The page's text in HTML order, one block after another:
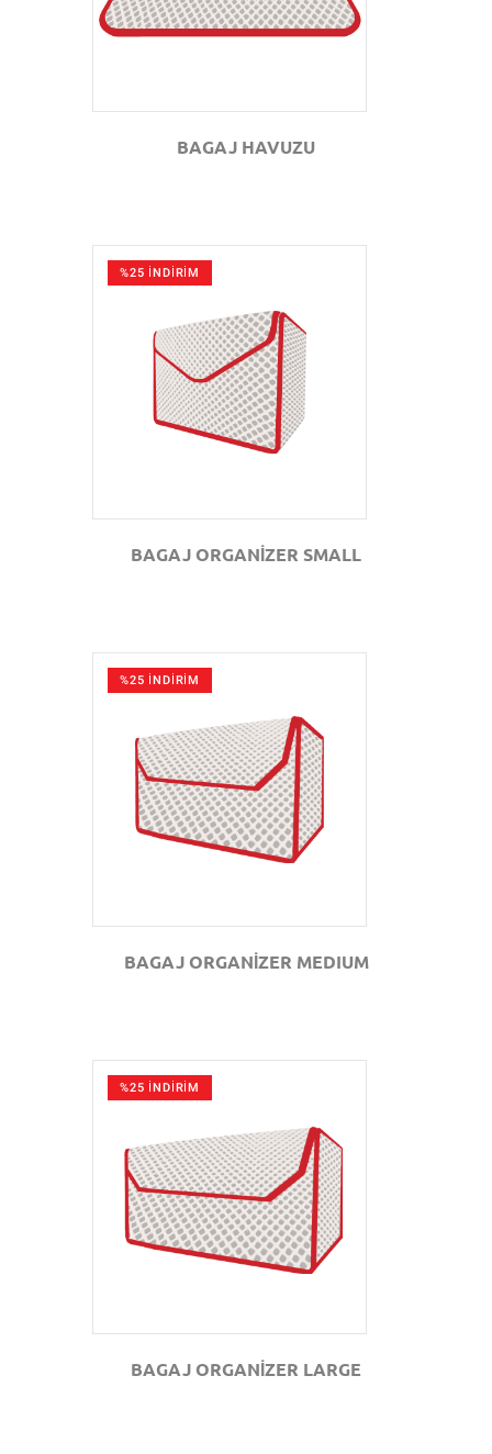
BAGAJ HAVUZU
%25 İNDİRİM
GÖZAT
BAGAJ ORGANİZER SMALL
%25 İNDİRİM
GÖZAT
BAGAJ ORGANİZER MEDIUM
%25 İNDİRİM
GÖZAT
BAGAJ ORGANİZER LARGE